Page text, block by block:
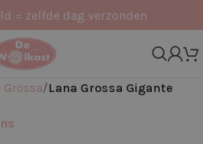
= zelfde dag verzonden
Grossa Lana Grossa Gigante